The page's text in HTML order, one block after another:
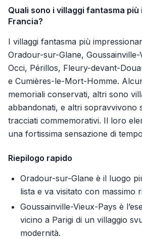
Quali sono i villaggi fantasma
Francia?
I villaggi fantasma più
Oradour-sur-Glane, Goussainville-
Occi, Périllos, Fleury-devant-
e Cumières-le-Mort-Homme.
memoriali conservati, altri sono
abbandonati, e altri sopravvivono
tracciati commemorativi. Il loro
una fortissima sensazione di
Riepilogo rapido
Oradour-sur-Glane è il luogo
lista e va visitato con massimo
Goussainville-Vieux-Pays è
vicino a Parigi di un villaggio
modernità.